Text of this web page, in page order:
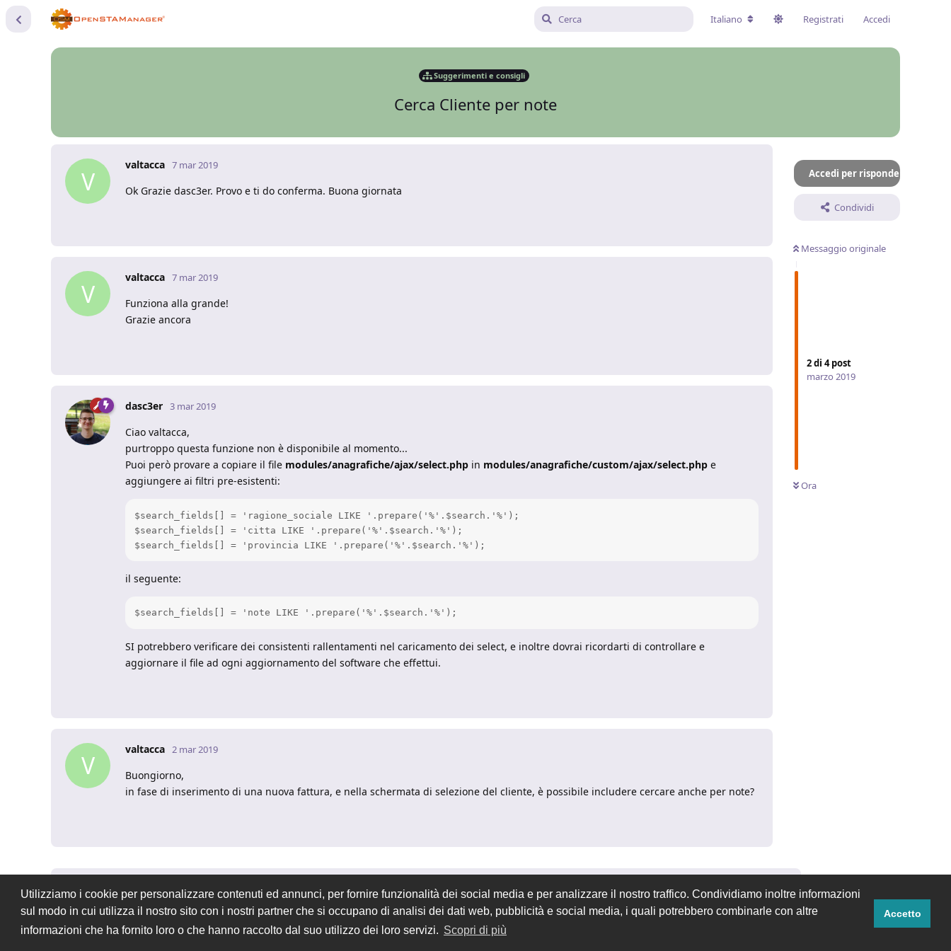
Utilizziamo i cookie per personalizzare contenuti ed annunci, per fornire funzionalità dei social media e per analizzare il nostro traffico. Condividiamo inoltre informazioni
sul modo in cui utilizza il nostro sito con i nostri partner che si occupano di analisi dei dati web, pubblicità e social media, i quali potrebbero combinarle con altre
informazioni che ha fornito loro o che hanno raccolto dal suo utilizzo dei loro servizi. Scopri di più
Accetto
Italiano Registrati Accedi
Suggerimenti e consigli
Cerca Cliente per note
Accedi per rispondere
Condividi
Messaggio originale
2di 4post
marzo 2019
Ora
V
valtacca 7 mar 2019
Ok Grazie dasc3er. Provo e ti do conferma. Buona giornata
V
valtacca 7 mar 2019
Funziona alla grande!
Grazie ancora
dasc3er 3 mar 2019
Ciao valtacca,
purtroppo questa funzione non è disponibile al momento...
Puoi però provare a copiare il file modules/anagrafiche/ajax/select.php in modules/anagrafiche/custom/ajax/select.php e
aggiungere ai filtri pre-esistenti:
$search_fields[] = 'ragione_sociale LIKE '.prepare('%'.$search.'%');
$search_fields[] = 'citta LIKE '.prepare('%'.$search.'%');
il seguente:
SI potrebbero verificare dei consistenti rallentamenti nel caricamento dei select, e inoltre dovrai ricordarti di controllare e
aggiornare il file ad ogni aggiornamento del software che effettui.
V
valtacca 2 mar 2019
Buongiorno,
in fase di inserimento di una nuova fattura, e nella schermata di selezione del cliente, è possibile includere cercare anche per note?
Rispondi alla discussione...